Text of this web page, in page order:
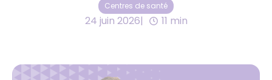
Centres de santé
24 juin 2026 11 min